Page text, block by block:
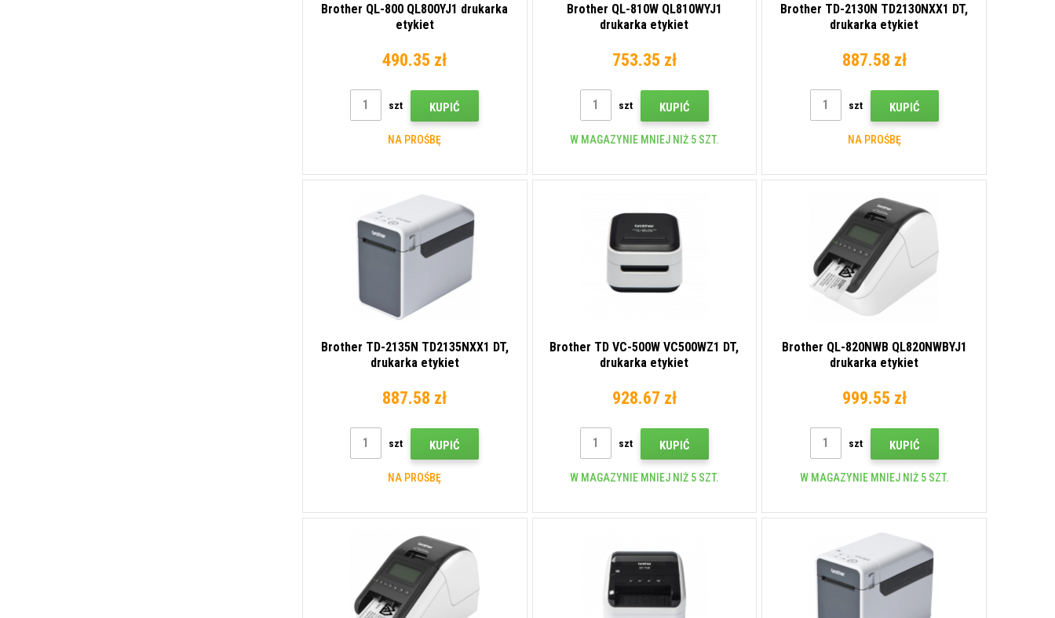
Brother QL-800 QL800YJ1 drukarka
etykiet
490.35 zł
szt KUPIĆ
NA PROŚBĘ
Brother QL-810W QL810WYJ1
drukarka etykiet
753.35 zł
szt KUPIĆ
W MAGAZYNIE MNIEJ NIŻ 5 SZT.
Brother TD-2130N TD2130NXX1 DT,
drukarka etykiet
887.58 zł
szt KUPIĆ
NA PROŚBĘ
Brother TD-2135N TD2135NXX1 DT,
drukarka etykiet
887.58 zł
szt KUPIĆ
NA PROŚBĘ
Brother TD VC-500W VC500WZ1 DT,
drukarka etykiet
928.67 zł
szt KUPIĆ
W MAGAZYNIE MNIEJ NIŻ 5 SZT.
Brother QL-820NWB QL820NWBYJ1
drukarka etykiet
999.55 zł
szt KUPIĆ
W MAGAZYNIE MNIEJ NIŻ 5 SZT.